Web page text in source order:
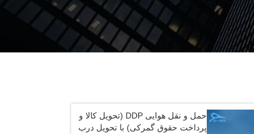
حمل و نقل هوایی DDP (تحویل کالا و
پرداخت حقوق گمرکی) با تحویل درب